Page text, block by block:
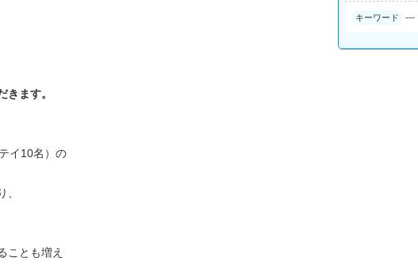
キーワード ---
ます。
イ10名）の
ことも増え